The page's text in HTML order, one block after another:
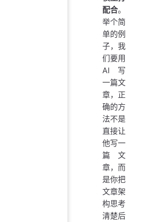
配合。
举个简
单的例
子，我
们要用
AI 写
一篇文
章，正
确的方
法不是
直接让
他写一
篇文
章，而
是你把
文章架
构思考
清楚后